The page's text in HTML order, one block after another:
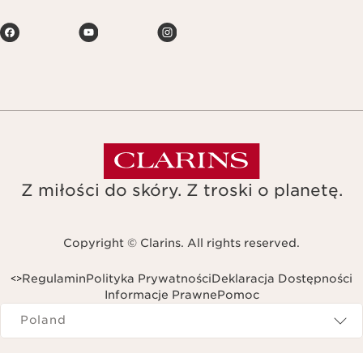
Z miłości do skóry. Z troski o planetę.
Copyright © Clarins. All rights reserved.
RegulaminPolityka PrywatnościDeklaracja Dostępności
<
Informacje Prawne
>
Pomoc
Navigates to
Poland